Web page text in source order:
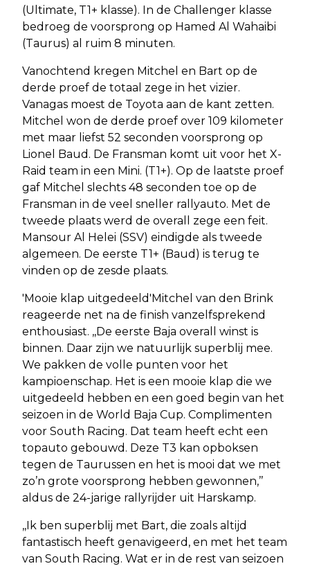
(Ultimate, T1+ klasse). In de Challenger klasse
bedroeg de voorsprong op Hamed Al Wahaibi
(Taurus) al ruim 8 minuten.
Vanochtend kregen Mitchel en Bart op de
derde proef de totaal zege in het vizier.
Vanagas moest de Toyota aan de kant zetten.
Mitchel won de derde proef over 109 kilometer
met maar liefst 52 seconden voorsprong op
Lionel Baud. De Fransman komt uit voor het X-
Raid team in een Mini. (T1+). Op de laatste proef
gaf Mitchel slechts 48 seconden toe op de
Fransman in de veel sneller rallyauto. Met de
tweede plaats werd de overall zege een feit.
Mansour Al Helei (SSV) eindigde als tweede
algemeen. De eerste T1+ (Baud) is terug te
vinden op de zesde plaats.
'Mooie klap uitgedeeld'Mitchel van den Brink
reageerde net na de finish vanzelfsprekend
enthousiast. ,,De eerste Baja overall winst is
binnen. Daar zijn we natuurlijk superblij mee.
We pakken de volle punten voor het
kampioenschap. Het is een mooie klap die we
uitgedeeld hebben en een goed begin van het
seizoen in de World Baja Cup. Complimenten
voor South Racing. Dat team heeft echt een
topauto gebouwd. Deze T3 kan opboksen
tegen de Taurussen en het is mooi dat we met
zo’n grote voorsprong hebben gewonnen,’’
aldus de 24-jarige rallyrijder uit Harskamp.
,,Ik ben superblij met Bart, die zoals altijd
fantastisch heeft genavigeerd, en met het team
van South Racing. Wat er in de rest van seizoen